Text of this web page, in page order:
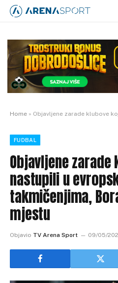
Home » Objavljene zarade klubove koji su nastupili
FUDBAL
Objavljene
nastupili u
takmičenjima,
mjestu
Objavio TV Arena Sport 09/05/